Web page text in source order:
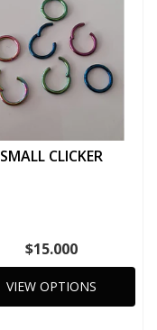
SMALL CLICKER
$15.000
VIEW OPTIONS